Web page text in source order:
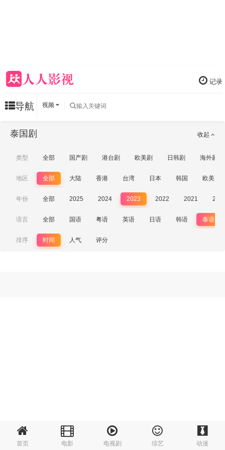
记录
导航 视频
首页 电影 电视剧 综艺 动漫
收起
泰国剧
类型 全部 国产剧 港台剧 欧美剧 日韩剧 海外剧
地区 全部 大陆 香港 台湾 日本 韩国 欧美
年份 全部 2025 2024 2023 2022 2021
语言 全部 国语 粤语 英语 日语 韩语 泰语
排序 时间 人气 评分